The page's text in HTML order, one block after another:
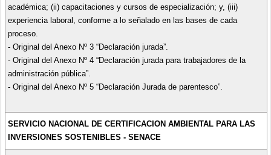
académica; (ii) capacitaciones y cursos de especialización; y, (iii)
experiencia laboral, conforme a lo señalado en las bases de cada
proceso.
- Original del Anexo Nº 3 “Declaración jurada”.
- Original del Anexo Nº 4 “Declaración jurada para trabajadores de la
administración pública”.
- Original del Anexo Nº 5 “Declaración Jurada de parentesco”.
SERVICIO NACIONAL DE CERTIFICACION AMBIENTAL PARA LAS
INVERSIONES SOSTENIBLES - SENACE